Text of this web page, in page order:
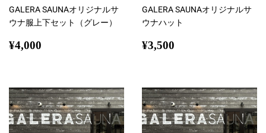
GALERA SAUNAオリジナルサ
ウナ服上下セット（グレー）
通
¥4,000
GALERA SAUNAオリジナルサ
ウナハット
通
¥3,500